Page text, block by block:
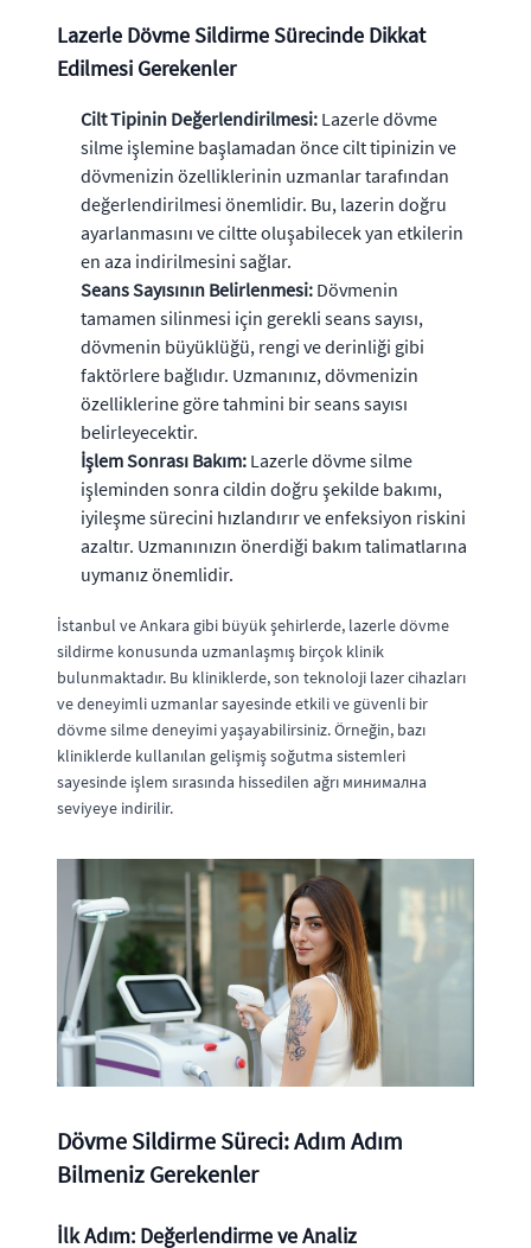
Lazerle Dövme Sildirme Sürecinde Dikkat
Edilmesi Gerekenler
Cilt Tipinin Değerlendirilmesi: Lazerle dövme
silme işlemine başlamadan önce cilt tipinizin ve
dövmenizin özelliklerinin uzmanlar tarafından
değerlendirilmesi önemlidir. Bu, lazerin doğru
ayarlanmasını ve ciltte oluşabilecek yan etkilerin
en aza indirilmesini sağlar.
Seans Sayısının Belirlenmesi: Dövmenin
tamamen silinmesi için gerekli seans sayısı,
dövmenin büyüklüğü, rengi ve derinliği gibi
faktörlere bağlıdır. Uzmanınız, dövmenizin
özelliklerine göre tahmini bir seans sayısı
belirleyecektir.
İşlem Sonrası Bakım: Lazerle dövme silme
işleminden sonra cildin doğru şekilde bakımı,
iyileşme sürecini hızlandırır ve enfeksiyon riskini
azaltır. Uzmanınızın önerdiği bakım talimatlarına
uymanız önemlidir.
İstanbul ve Ankara gibi büyük şehirlerde, lazerle dövme
sildirme konusunda uzmanlaşmış birçok klinik
bulunmaktadır. Bu kliniklerde, son teknoloji lazer cihazları
ve deneyimli uzmanlar sayesinde etkili ve güvenli bir
dövme silme deneyimi yaşayabilirsiniz. Örneğin, bazı
kliniklerde kullanılan gelişmiş soğutma sistemleri
sayesinde işlem sırasında hissedilen ağrı минимална
seviyeye indirilir.
Dövme Sildirme Süreci: Adım Adım
Bilmeniz Gerekenler
İlk Adım: Değerlendirme ve Analiz